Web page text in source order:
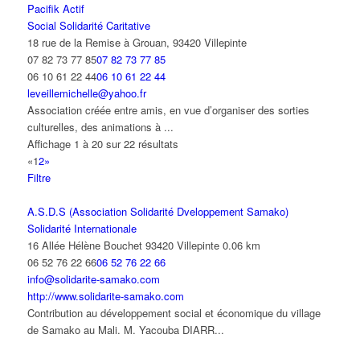
Pacifik Actif
Social Solidarité Caritative
18 rue de la Remise à Grouan, 93420 Villepinte
07 82 73 77 8507 82 73 77 85
06 10 61 22 4406 10 61 22 44
leveillemichelle@yahoo.fr
Association créée entre amis, en vue d’organiser des sorties
culturelles, des animations à ...
Affichage 1 à 20 sur 22 résultats
«12»
Filtre
A.S.D.S (Association Solidarité Dveloppement Samako)
Solidarité Internationale
16 Allée Hélène Bouchet 93420 Villepinte 0.06 km
06 52 76 22 6606 52 76 22 66
info@solidarite-samako.com
http://www.solidarite-samako.com
Contribution au développement social et économique du village
de Samako au Mali. M. Yacouba DIARR...